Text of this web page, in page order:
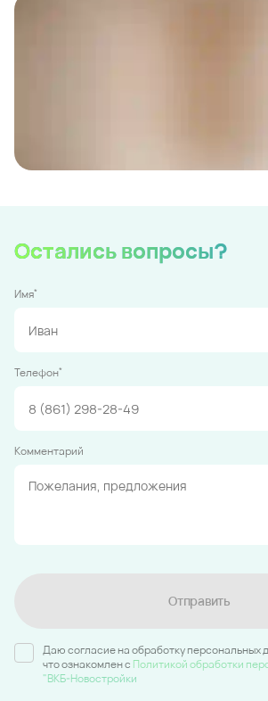
Остались вопросы?
Имя*
Телефон*
Комментарий
Отправить
Даю согласие на обработку персональных
что ознакомлен c Политикой обработки
"ВКБ-Новостройки